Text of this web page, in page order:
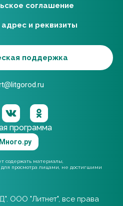
программа
Много.ру
содержать материалы,
просмотра лицами, не достигшими
соглашение
и реквизиты
поддержка
ООО "Литнет", все права